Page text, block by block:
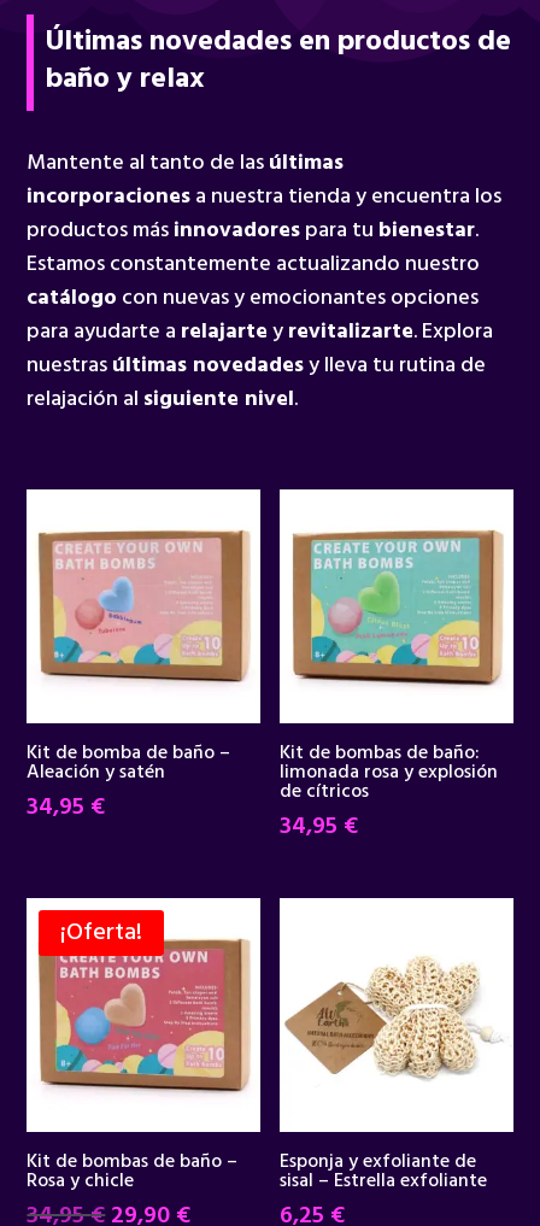
Últimas novedades en productos de
baño y relax
Mantente al tanto de lasúltimas
incorporacionesa nuestra tienda y encuentra los
productos másinnovadorespara tu bienestar.
Estamos constantemente actualizando nuestro
catálogo con nuevas y emocionantes opciones
para ayudarte a relajarteyrevitalizarte. Explora
nuestrasúltimas novedadesy lleva tu rutina de
relajación al siguiente nivel.
Kit de bomba de baño –
Aleación y satén
34,95 €
Kit de bombas de baño:
limonada rosa y explosión
de cítricos
34,95 €
¡Oferta!
Kit de bombas de baño –
Rosa y chicle
34,95€El
29,90€El
Esponja y exfoliante de
sisal – Estrella exfoliante
6,25 €